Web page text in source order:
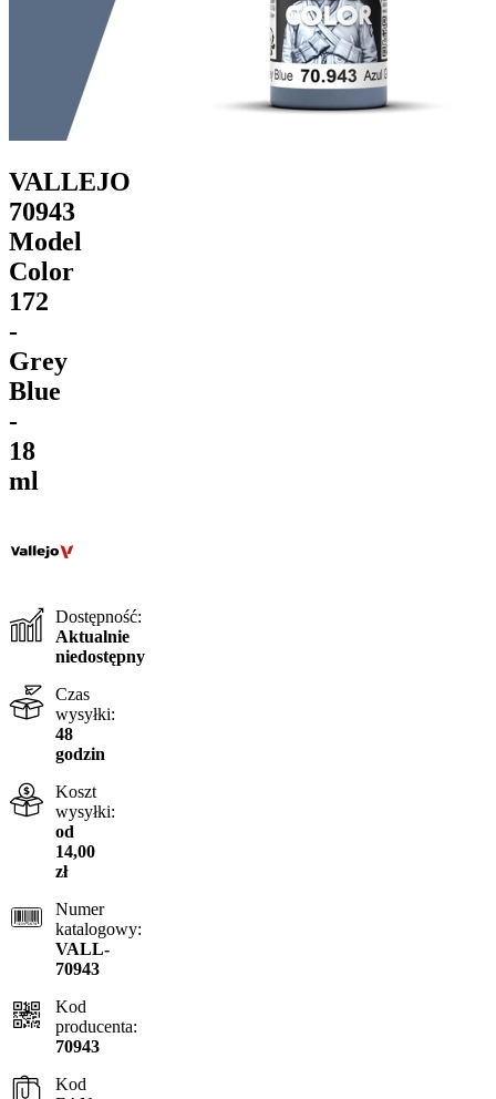
VALLEJO
70943
Model
Color
172
-
Grey
Blue
-
18
ml
Dostępność:
Aktualnie
niedostępny
Czas
wysyłki:
48
godzin
Koszt
wysyłki:
od
14,00
zł
Numer
katalogowy:
VALL-
70943
Kod
producenta:
70943
Kod